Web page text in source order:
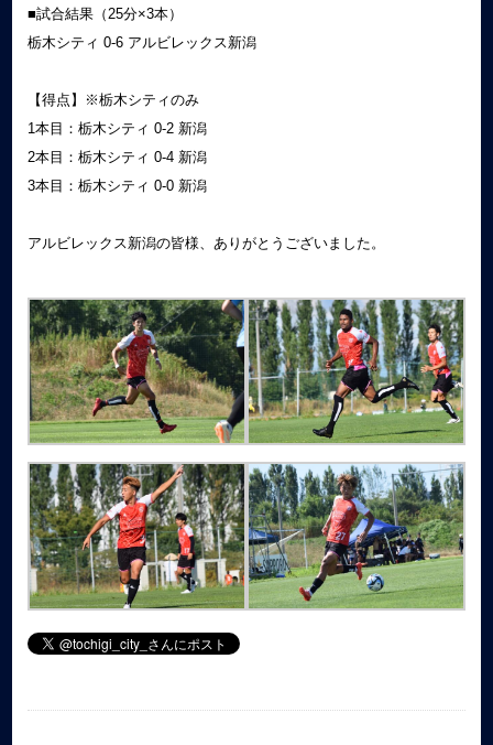
■試合結果（25分×3本）
栃木シティ 0-6 アルビレックス新潟
【得点】※栃木シティのみ
1本目：栃木シティ 0-2 新潟
2本目：栃木シティ 0-4 新潟
3本目：栃木シティ 0-0 新潟
アルビレックス新潟の皆様、ありがとうございました。